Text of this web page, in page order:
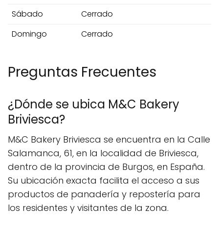
Sábado
Cerrado
Domingo
Cerrado
Preguntas Frecuentes
¿Dónde se ubica M&C Bakery
Briviesca?
M&C Bakery Briviesca se encuentra en la Calle
Salamanca, 61, en la localidad de Briviesca,
dentro de la provincia de Burgos, en España.
Su ubicación exacta facilita el acceso a sus
productos de panadería y repostería para
los residentes y visitantes de la zona.